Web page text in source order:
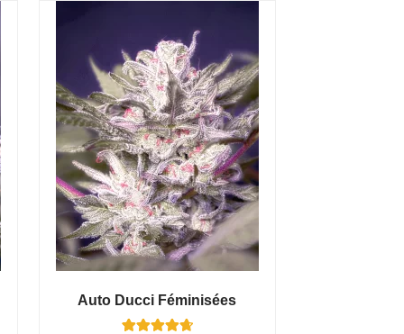
Auto Ducci Féminisées